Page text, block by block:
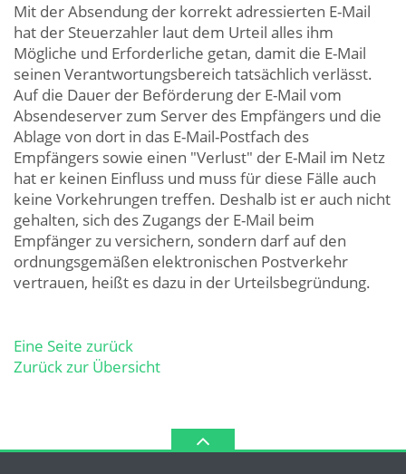
Mit der Absendung der korrekt adressierten E-Mail
hat der Steuerzahler laut dem Urteil alles ihm
Mögliche und Erforderliche getan, damit die E-Mail
seinen Verantwortungsbereich tatsächlich verlässt.
Auf die Dauer der Beförderung der E-Mail vom
Absendeserver zum Server des Empfängers und die
Ablage von dort in das E-Mail-Postfach des
Empfängers sowie einen "Verlust" der E-Mail im Netz
hat er keinen Einfluss und muss für diese Fälle auch
keine Vorkehrungen treffen. Deshalb ist er auch nicht
gehalten, sich des Zugangs der E-Mail beim
Empfänger zu versichern, sondern darf auf den
ordnungsgemäßen elektronischen Postverkehr
vertrauen, heißt es dazu in der Urteilsbegründung.
Eine Seite zurück
Zurück zur Übersicht